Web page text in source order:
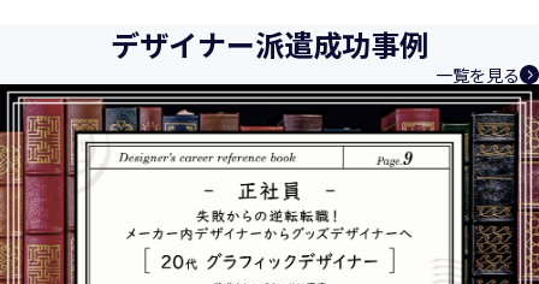
デザイナー派遣成功事例
一覧を見る